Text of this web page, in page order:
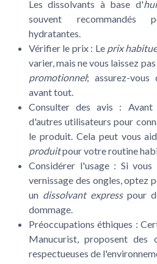
Les dissolvants à base d'
souvent recommandés
hydratantes.
Vérifier le prix : Le prix
varier, mais ne vous laissez
promotionnel; assurez-
avant tout.
Consulter des avis : Avant
d'autres utilisateurs pour
le produit. Cela peut vous
produitpour votre routine
Considérer l'usage : Si vous
vernissage des ongles, optez
un dissolvant expresspour
dommage.
Préoccupations éthiques :
Manucurist, proposent des
respectueuses de